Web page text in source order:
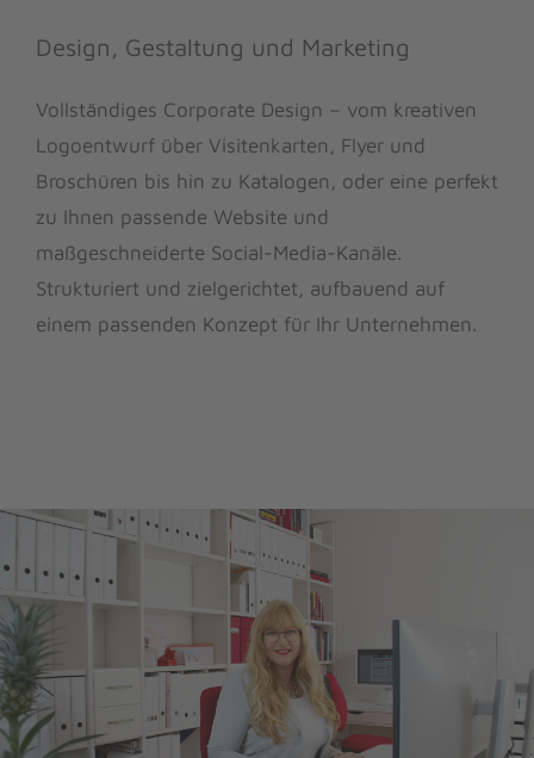
Design, Gestaltung und Marketing
Vollständiges Corporate Design – vom kreativen
Logoentwurf über Visitenkarten, Flyer und
Broschüren bis hin zu Katalogen, oder eine perfekt
zu Ihnen passende Website und
maßgeschneiderte Social-Media-Kanäle.
Strukturiert und zielgerichtet, aufbauend auf
einem passenden Konzept für Ihr Unternehmen.